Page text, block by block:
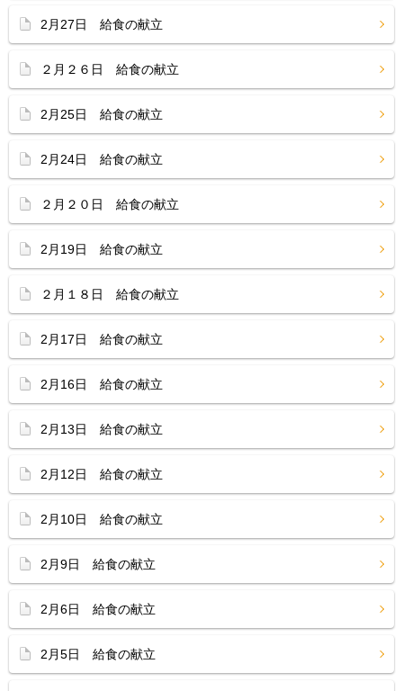
2月27日 給食の献立
２月２６日 給食の献立
2月25日 給食の献立
2月24日 給食の献立
２月２０日 給食の献立
2月19日 給食の献立
２月１８日 給食の献立
2月17日 給食の献立
2月16日 給食の献立
2月13日 給食の献立
2月12日 給食の献立
2月10日 給食の献立
2月9日 給食の献立
2月6日 給食の献立
2月5日 給食の献立